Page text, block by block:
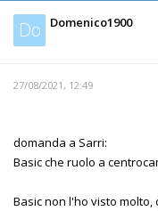
Do Domenico1900
27/08/2021, 12:49
domanda a Sarri:
Basic che ruolo a
Basic non l'ho visto